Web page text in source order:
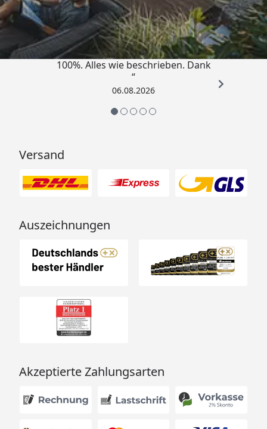
4,83/ 5
„Super schnell gelifert. Ware passt
100%. Alles wie beschrieben. Dank
“
06.08.2026
Versand
Auszeichnungen
Akzeptierte Zahlungsarten